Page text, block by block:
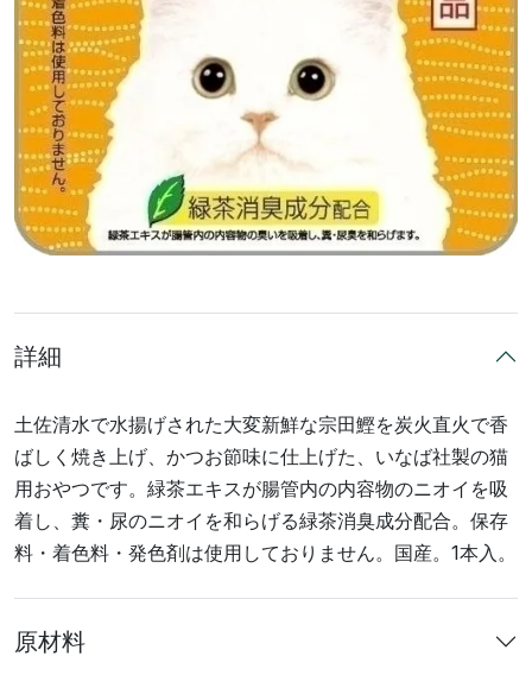
詳細
土佐清水で水揚げされた大変新鮮な宗田鰹を炭火直火で香
ばしく焼き上げ、かつお節味に仕上げた、いなば社製の猫
用おやつです。緑茶エキスが腸管内の内容物のニオイを吸
着し、糞・尿のニオイを和らげる緑茶消臭成分配合。保存
料・着色料・発色剤は使用しておりません。国産。1本入。
原材料